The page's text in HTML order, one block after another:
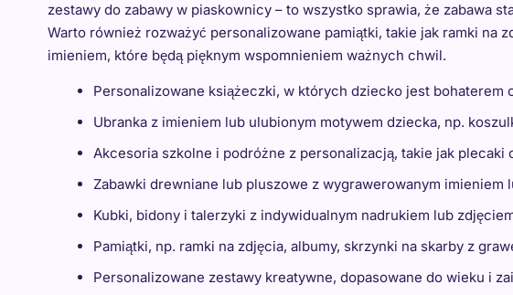
zestawy do zabawy w piaskownicy – to wszystko sprawia, że zabawa
Warto również rozważyć personalizowane pamiątki, takie jak ramki na
imieniem, które będą pięknym wspomnieniem ważnych chwil.
Personalizowane książeczki, w których dziecko jest bohaterem
Ubranka z imieniem lub ulubionym motywem dziecka, np.
Akcesoria szkolne i podróżne z personalizacją, takie jak plecaki
Zabawki drewniane lub pluszowe z wygrawerowanym imieniem
Kubki, bidony i talerzyki z indywidualnym nadrukiem lub
Pamiątki, np. ramki na zdjęcia, albumy, skrzynki na skarby z
Personalizowane zestawy kreatywne, dopasowane do wieku i